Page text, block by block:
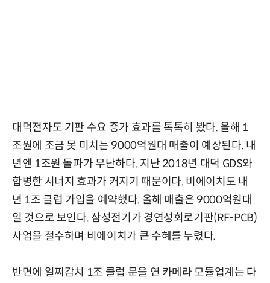
대덕전자도 기판 수요 증가 효과를 톡톡히 봤다. 올해 1
조원에 조금 못 미치는 9000억원대 매출이 예상된다. 내
년엔 1조원 돌파가 무난하다. 지난 2018년 대덕 GDS와
합병한 시너지 효과가 커지기 때문이다. 비에이치도 내
년 1조 클럽 가입을 예약했다. 올해 매출은 9000억원대
일 것으로 보인다. 삼성전기가 경연성회로기판(RF-PCB)
사업을 철수하며 비에이치가 큰 수혜를 누렸다.
반면에 일찌감치 1조 클럽 문을 연 카메라 모듈업계는 다